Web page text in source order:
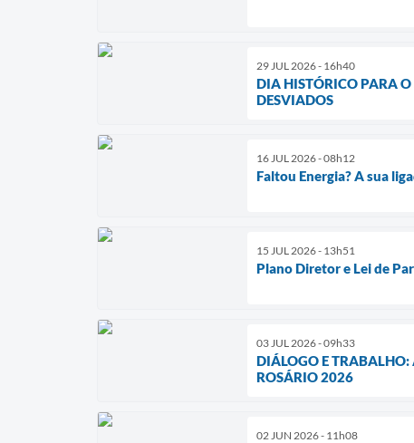
29 JUL 2026 - 16h40
DIA HISTÓRICO PARA
DESVIADOS
16 JUL 2026 - 08h12
Faltou Energia? A sua
15 JUL 2026 - 13h51
Plano Diretor e Lei de
03 JUL 2026 - 09h33
DIÁLOGO E
ROSÁRIO 2026
02 JUN 2026 - 11h08